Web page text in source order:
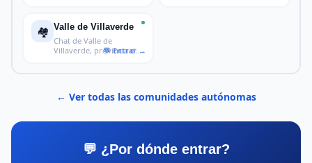
🏘️ Valle de Villaverde
Chat de Valle de
Villaverde, provincia de
← Ver todas las comunidades autónomas
💬 ¿Por dónde entrar?